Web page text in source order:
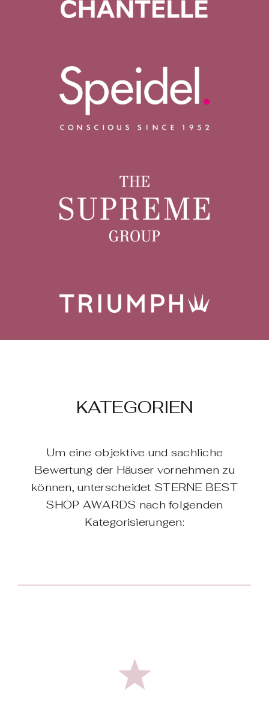
KATEGORIEN
Um eine objektive und sachliche
Bewertung der ­Häuser vornehmen zu
können, unterscheidet STERNE BEST
SHOP AWARDS nach folgenden
Kategorisierungen: